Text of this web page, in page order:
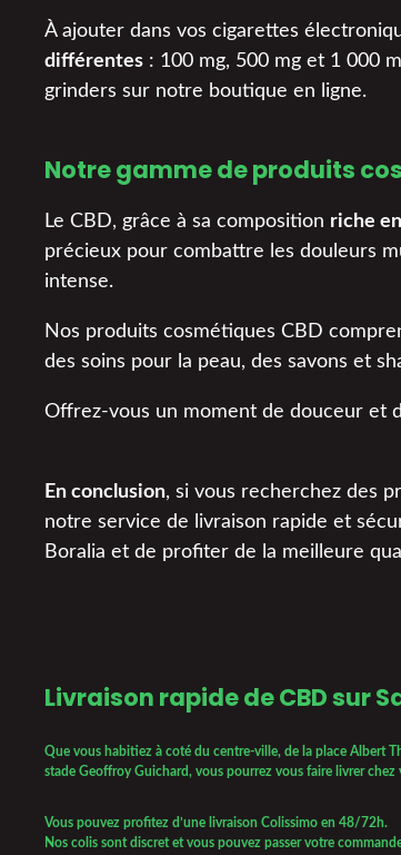
À ajouter dans vos cigarettes
différentes : 100 mg, 500 mg et 1 000
grinders sur notre boutique en ligne.
Notre gamme de produits
Le CBD, grâce à sa composition riche
précieux pour combattre les douleurs
intense.
Nos produits cosmétiques CBD
des soins pour la peau, des savons et
Offrez-vous un moment de douceur et
En conclusion, si vous recherchez des
notre service de livraison rapide et
Boralia et de profiter de la meilleure
Livraison rapide de CBD sur
Que vous habitiez à coté du centre-ville, de la place Albert
stade Geoffroy Guichard, vous pourrez vous faire livrer chez
Vous pouvez profitez d’une livraison Colissimo en 48/72h.
Nos colis sont discret et vous pouvez passer votre